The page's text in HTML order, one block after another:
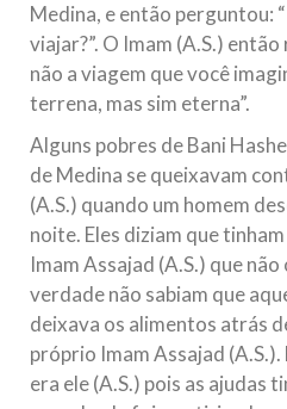
Medina, e então perguntou:
viajar?”. O Imam (A.S.) então
não a viagem que você
terrena, mas sim eterna”.
Alguns pobres de Bani
de Medina se queixavam
(A.S.) quando um homem
noite. Eles diziam que
Imam Assajad (A.S.) que não
verdade não sabiam que
deixava os alimentos atrás
próprio Imam Assajad
era ele (A.S.) pois as ajudas